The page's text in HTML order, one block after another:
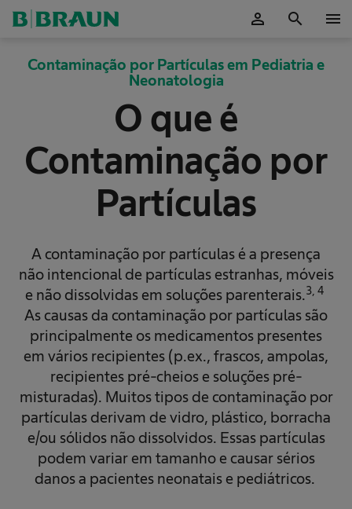
person search menu
Contaminação por Partículas em Pediatria e
Neonatologia
O que é
Contaminação por
Partículas
A contaminação por partículas é a presença
não intencional de partículas estranhas, móveis
e não dissolvidas em soluções parenterais.3, 4
As causas da contaminação por partículas são
principalmente os medicamentos presentes
em vários recipientes (p.ex., frascos, ampolas,
recipientes pré-cheios e soluções pré-
misturadas). Muitos tipos de contaminação por
partículas derivam de vidro, plástico, borracha
e/ou sólidos não dissolvidos. Essas partículas
podem variar em tamanho e causar sérios
danos a pacientes neonatais e pediátricos.